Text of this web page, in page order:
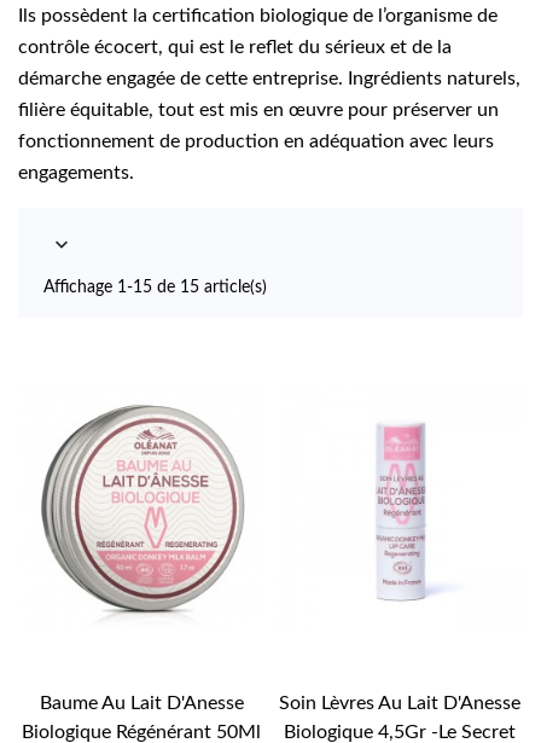
Ils possèdent la certification biologique de l’organisme de
contrôle écocert, qui est le reflet du sérieux et de la
démarche engagée de cette entreprise. Ingrédients naturels,
filière équitable, tout est mis en œuvre pour préserver un
fonctionnement de production en adéquation avec leurs
engagements.

Affichage 1-15 de 15 article(s)
Baume Au Lait D'Anesse
Biologique Régénérant 50Ml
Soin Lèvres Au Lait D'Anesse
Biologique 4,5Gr -Le Secret